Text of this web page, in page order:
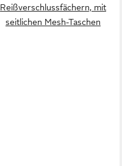
Reißverschlussfächern, mit
seitlichen Mesh-Taschen